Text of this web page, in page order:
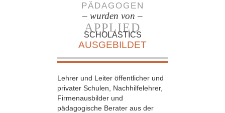
PÄDAGOGEN
– wurden von –
APPLIED
SCHOLASTICS
AUSGEBILDET
Lehrer und Leiter öffentlicher und
privater Schulen, Nachhilfelehrer,
Firmenausbilder und
pädagogische Berater aus der